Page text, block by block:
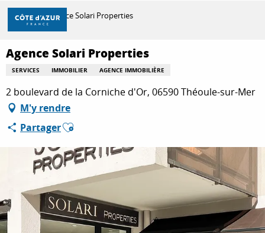
Aller
contenu
principal
DÉCOUVRIR
À FAIRE
SÉJOURNER
Accueil Agence Solari Properties
Agence Solari Properties
SERVICES IMMOBILIER AGENCE IMMOBILIÈRE
2 boulevard de la Corniche d'Or, 06590 Théoule-sur-Mer
M'y rendre
PartagerAjouter aux favoris